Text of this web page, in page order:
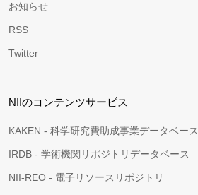
お知らせ
RSS
Twitter
NIIのコンテンツサービス
KAKEN - 科学研究費助成事業データベース
IRDB - 学術機関リポジトリデータベース
NII-REO - 電子リソースリポジトリ